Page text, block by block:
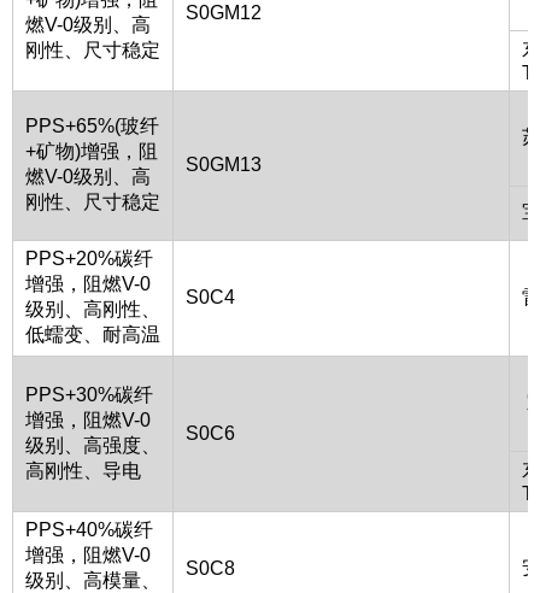
燃V-0级别、高
刚性、尺寸稳定
S0GM12
PPS+65%(玻纤
+矿物)增强，阻
燃V-0级别、高
刚性、尺寸稳定
S0GM13
PPS+20%碳纤
增强，阻燃V-0
级别、高刚性、
低蠕变、耐高温
S0C4
PPS+30%碳纤
增强，阻燃V-0
级别、高强度、
高刚性、导电
S0C6
PPS+40%碳纤
增强，阻燃V-0
级别、高模量、
S0C8